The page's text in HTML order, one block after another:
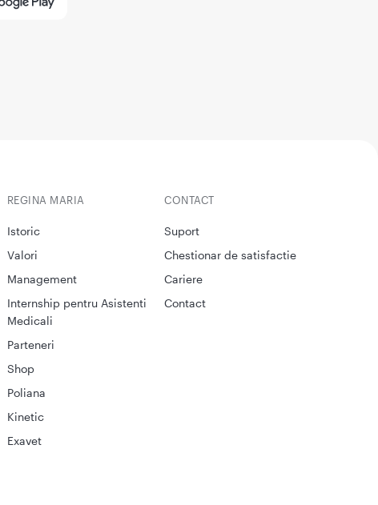
CONTACT
Suport
Chestionar de satisfactie
Cariere
Contact
REGINA MARIA
Istoric
Valori
Management
Internship pentru Asistenti
Medicali
Parteneri
Shop
Poliana
Kinetic
Exavet